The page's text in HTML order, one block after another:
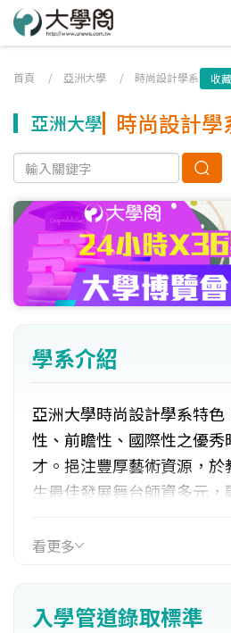
首頁 / 亞洲大學 / 時尚設計學系 收藏
亞洲大學 時尚設計學
學系介紹
亞洲大學時尚設計學系特
性、前瞻性、國際性之優秀
才。挹注豐厚藝術資源，
生最佳發展舞台師資多元
就業的先備知能。出路：可
看更多
入學管道錄取標準